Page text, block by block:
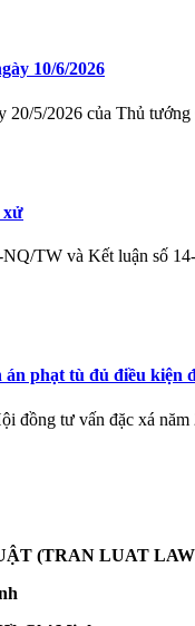
10/6/2026
5/2026 của Thủ
xử
TW và Kết luận số
phạt tù đủ điều kiện
tư vấn đặc xá
(TRAN LUAT